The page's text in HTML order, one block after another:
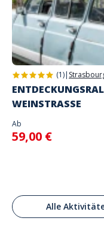
Adresse
Raekoja plats, Tallinn,
(1)|
WEINSTRASSE
Ab
59,00 €
Alle